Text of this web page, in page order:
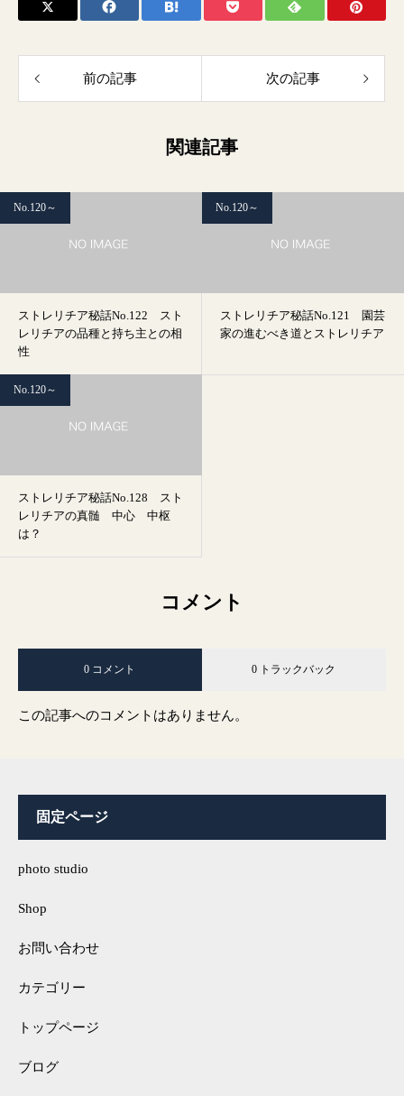
前の記事 次の記事
関連記事
No.120～
ストレリチア秘話No.122 スト
レリチアの品種と持ち主との相
性
No.120～
ストレリチア秘話No.121 園芸
家の進むべき道とストレリチア
No.120～
ストレリチア秘話No.128 スト
レリチアの真髄 中心 中枢
は？
コメント
0 コメント 0 トラックバック
この記事へのコメントはありません。
固定ページ
photo studio
Shop
お問い合わせ
カテゴリー
トップページ
ブログ